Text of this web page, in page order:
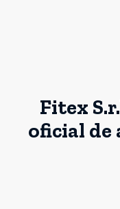
Fitex
oficial de